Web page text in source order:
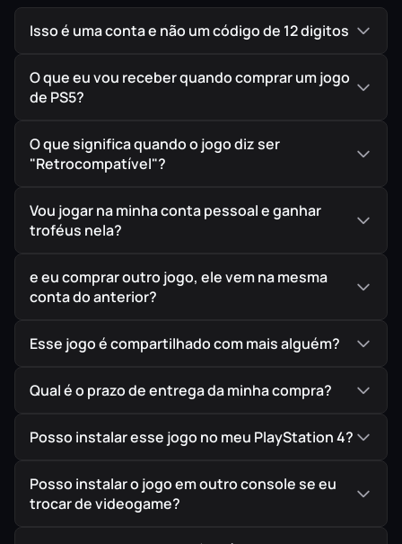
e triunfar em situações que estão em constante
mudança.
INICIE SUA JORNADA PARA SE TORNAR O NÚMERO 1
Tudo que você precisa fazer é assinar na linha pontilhada
e estará tudo pronto para começar sua carreira no
mundo da Superbike: aumente sua reputação para
entrar nas melhores equipes e contrate profissionais
para fornecer o suporte que você precisa para chegar no
pódio! E não se esqueça da sua moto: você estará no
controle de cada parâmetro, do gerenciamento da
suspensão às melhorias do motor. Assim você alcançará
o sucesso criando a Superbike que sempre sonhou.
UMA EXPERIÊNCIA REAL
Entre nas pistas com sua moto favorita, gerencie o
combustível e escolha os pneus certos para tirar o
máximo de proveito em situações desafiadoras. Todas as
escolhas são importantes, pois você estará enfrentando
os competidores mais ferozes e imprevisíveis, graças a
A.N.N.A., a inteligência artificial neural baseada em
aprendizado de máquina.
MULTIJOGADOR
Isso é uma conta e não um código de 12 digitos
O que eu vou receber quando comprar um jogo
de PS5?
O que significa quando o jogo diz ser
"Retrocompatível"?
Vou jogar na minha conta pessoal e ganhar
troféus nela?
e eu comprar outro jogo, ele vem na mesma
conta do anterior?
Esse jogo é compartilhado com mais alguém?
Qual é o prazo de entrega da minha compra?
Posso instalar esse jogo no meu PlayStation 4?
Posso instalar o jogo em outro console se eu
trocar de videogame?